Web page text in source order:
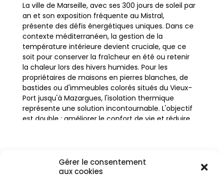
Gérer le consentement
aux cookies
La ville de Marseille, avec ses 300 jours de soleil par
an et son exposition fréquente au Mistral,
présente des défis énergétiques uniques. Dans ce
contexte méditerranéen, la gestion de la
température intérieure devient cruciale, que ce
soit pour conserver la fraîcheur en été ou retenir
la chaleur lors des hivers humides. Pour les
propriétaires de maisons en pierres blanches, de
bastides ou d'immeubles colorés situés du Vieux-
Port jusqu'à Mazargues, l'isolation thermique
représente une solution incontournable. L'objectif
est double : améliorer le confort de vie et réduire